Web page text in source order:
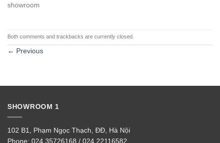
showroom
Both comments and trackbacks are currently closed.
← Previous
SHOWROOM 1
102 B1, Phạm Ngọc Thạch, ĐĐ, Hà Nội
Phone: 024 35726168 / 024 22116582